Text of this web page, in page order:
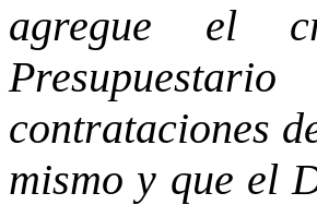
agregue el
contrataciones
mismo y que el